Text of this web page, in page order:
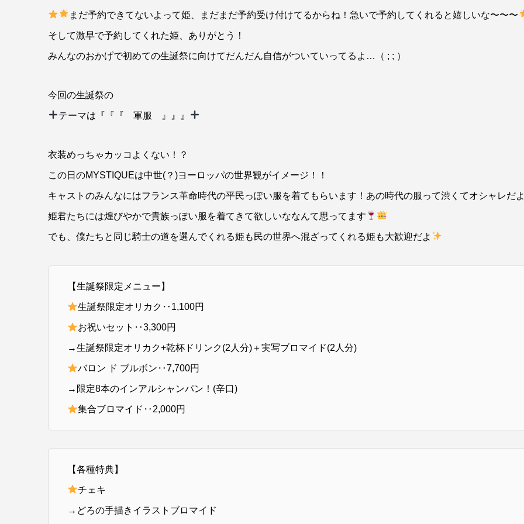
まだ予約できてないよって姫、まだまだ予約受け付けてるからね！急いで予約してくれると嬉しいな〜〜〜
そして激早で予約してくれた姫、ありがとう！
みんなのおかげで初めての生誕祭に向けてだんだん自信がついていってるよ…（ ; ; ）
今回の生誕祭の
テーマは『『『 軍服 』』』
衣装めっちゃカッコよくない！？
この日のMYSTIQUEは中世(？)ヨーロッパの世界観がイメージ！！
キャストのみんなにはフランス革命時代の平民っぽい服を着てもらいます！あの時代の服って渋くてオシャレだ
姫君たちには煌びやかで貴族っぽい服を着てきて欲しいななんて思ってます
でも、僕たちと同じ騎士の道を選んでくれる姫も民の世界へ混ざってくれる姫も大歓迎だよ
【生誕祭限定メニュー】
生誕祭限定オリカク‥1,100円
お祝いセット‥3,300円
→生誕祭限定オリカク+乾杯ドリンク(2人分)＋実写ブロマイド(2人分)
バロン ド ブルボン‥7,700円
→限定8本のインアルシャンパン！(辛口)
集合ブロマイド‥2,000円
【各種特典】
チェキ
→どろの手描きイラストブロマイド